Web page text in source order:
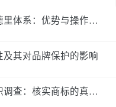
系：优势与操作流程
其对品牌保护的影响
实商标的真实性和有效性